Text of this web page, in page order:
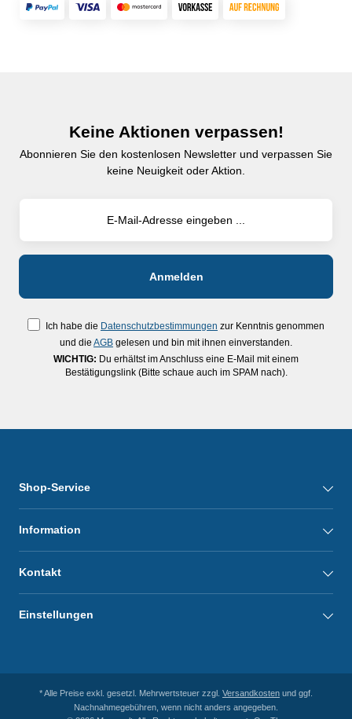
Keine Aktionen verpassen!
Abonnieren Sie den kostenlosen Newsletter und verpassen Sie
keine Neuigkeit oder Aktion.
Ich habe die Datenschutzbestimmungen zur Kenntnis genommen
und die AGB gelesen und bin mit ihnen einverstanden.
WICHTIG: Du erhältst im Anschluss eine E-Mail mit einem
Bestätigungslink (Bitte schaue auch im SPAM nach).
Shop-Service
Information
Kontakt
Einstellungen
* Alle Preise exkl. gesetzl. Mehrwertsteuer zzgl. Versandkosten und ggf.
Nachnahmegebühren, wenn nicht anders angegeben.